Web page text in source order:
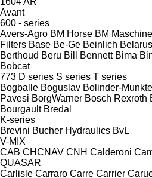
Avant
600 - series
Avers-Agro BM Horse BM
Filters Base Be-Ge Beinlich Belarus
Berthoud Beru Bill Bennett Bima
Bobcat
773 D series S series T series
Bogballe Boguslav Bolinder-Munktell
Pavesi BorgWarner Bosch Rexroth
Bourgault Bredal
K-series
Brevini Bucher Hydraulics BvL
V-MIX
CAB CHCNAV CNH Calderoni
QUASAR
Carlisle Carraro Carre Carrier